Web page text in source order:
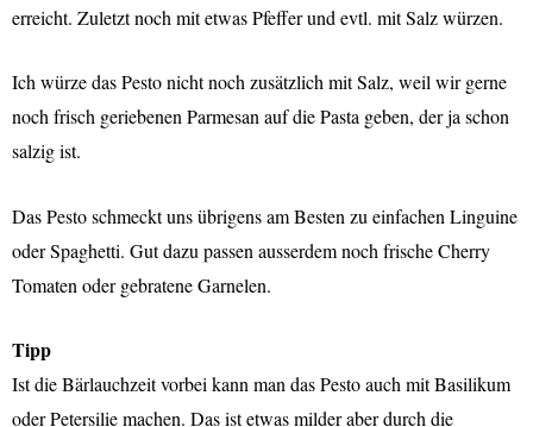
erreicht. Zuletzt noch mit etwas Pfeffer und evtl. mit Salz würzen.
Ich würze das Pesto nicht noch zusätzlich mit Salz, weil wir gerne
noch frisch geriebenen Parmesan auf die Pasta geben, der ja schon
salzig ist.
Das Pesto schmeckt uns übrigens am Besten zu einfachen Linguine
oder Spaghetti. Gut dazu passen ausserdem noch frische Cherry
Tomaten oder gebratene Garnelen.
Tipp
Ist die Bärlauchzeit vorbei kann man das Pesto auch mit Basilikum
oder Petersilie machen. Das ist etwas milder aber durch die